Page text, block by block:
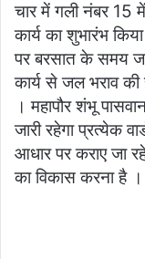
चार में गली नंबर 15
कार्य का शुभारंभ
पर बरसात के समय
कार्य से जल भराव की
। महापौर शंभू
जारी रहेगा प्रत्येक
आधार पर कराए जा
का विकास करना है ।